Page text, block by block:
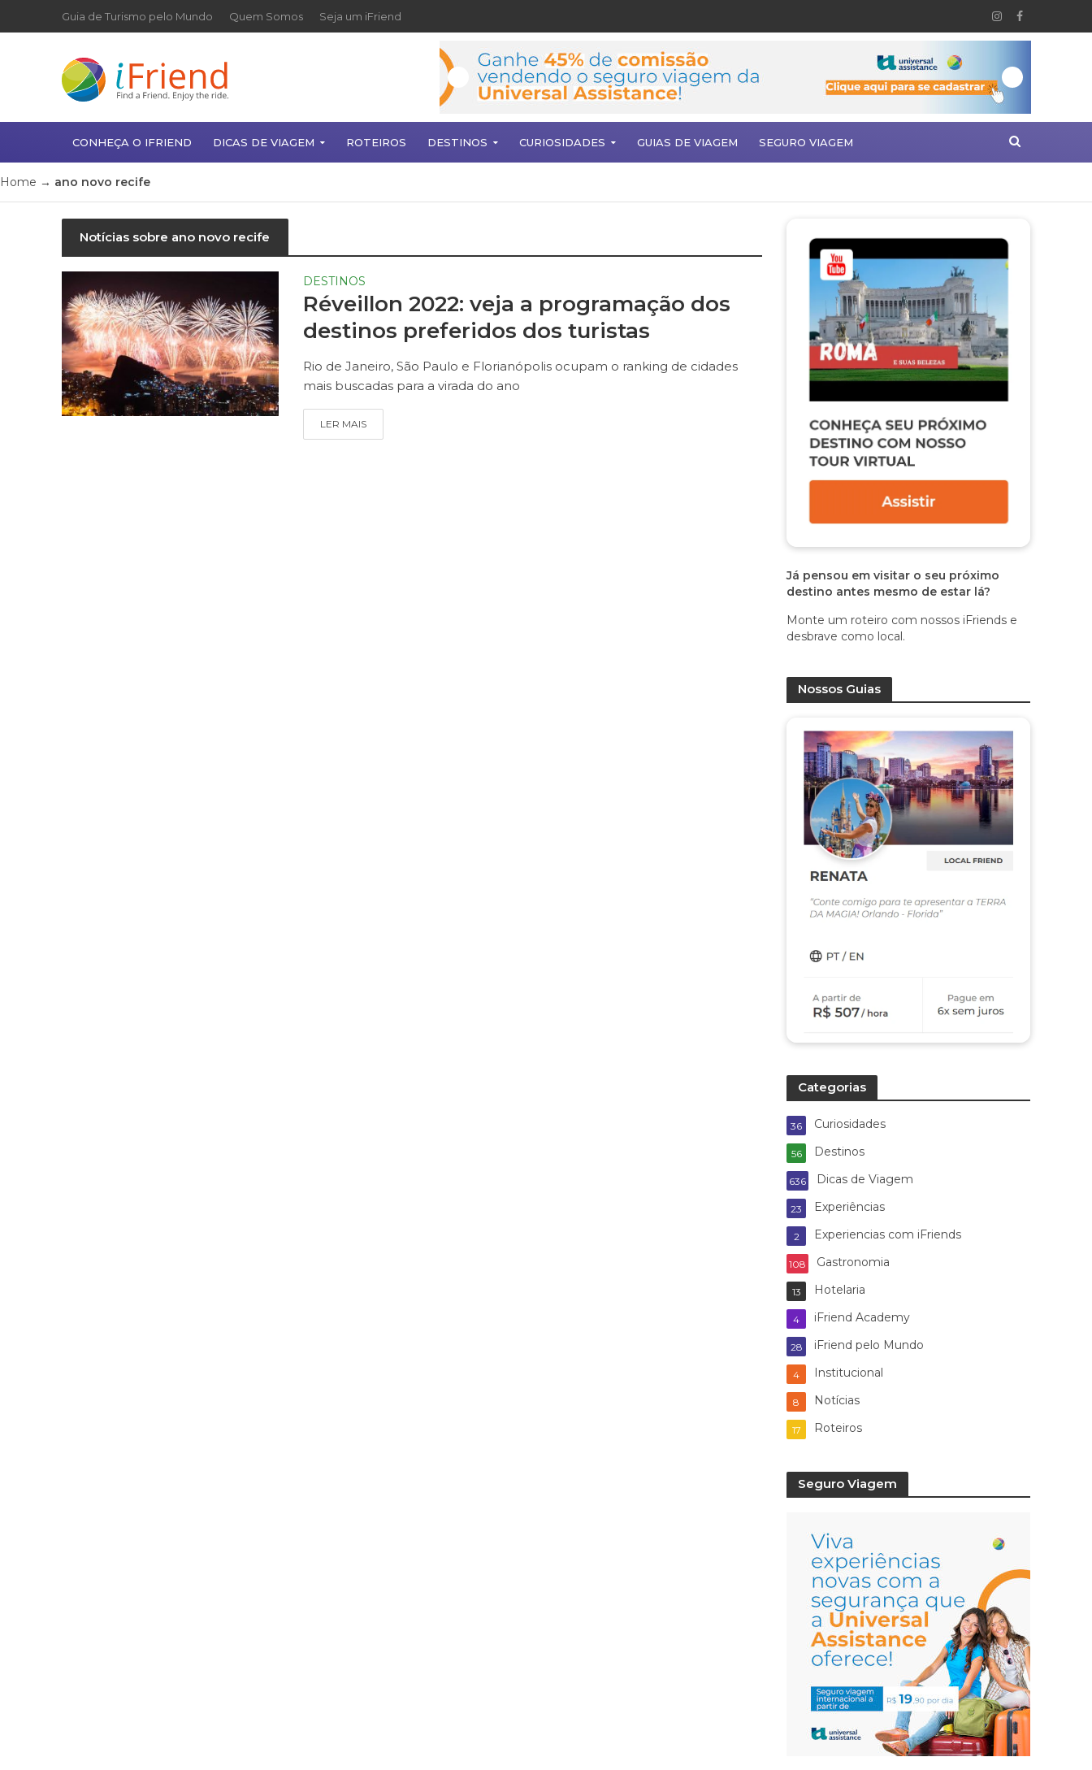
Guia de Turismo pelo Mundo Quem Somos Seja um iFriend
CONHEÇA O IFRIEND DICAS DE VIAGEM ROTEIROS DESTINOS CURIOSIDADES GUIAS DE VIAGEM SEGURO VIAGEM
Home → ano novo recife
Notícias sobre ano novo recife
DESTINOS
Réveillon 2022: veja a programação dos
destinos preferidos dos turistas
Rio de Janeiro, São Paulo e Florianópolis ocupam o ranking de cidades
mais buscadas para a virada do ano
LER MAIS
Já pensou em visitar o seu próximo
destino antes mesmo de estar lá?
Monte um roteiro com nossos iFriends e
desbrave como local.
Nossos Guias
Categorias
Curiosidades
36
Destinos
56
Dicas de Viagem
636
Experiências
23
Experiencias com iFriends
2
Gastronomia
108
Hotelaria
13
iFriend Academy
4
iFriend pelo Mundo
28
Institucional
4
Notícias
8
Roteiros
17
Seguro Viagem